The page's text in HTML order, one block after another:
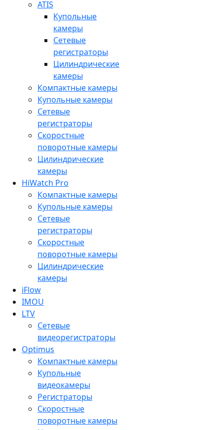
ATIS
Купольные
камеры
Сетевые
регистраторы
Цилиндрические
камеры
Компактные камеры
Купольные камеры
Сетевые
регистраторы
Скоростные
поворотные камеры
Цилиндрические
камеры
HiWatch Pro
Компактные камеры
Купольные камеры
Сетевые
регистраторы
Скоростные
поворотные камеры
Цилиндрические
камеры
iFlow
IMOU
LTV
Сетевые
видеорегистраторы
Optimus
Компактные камеры
Купольные
видеокамеры
Регистраторы
Скоростные
поворотные камеры